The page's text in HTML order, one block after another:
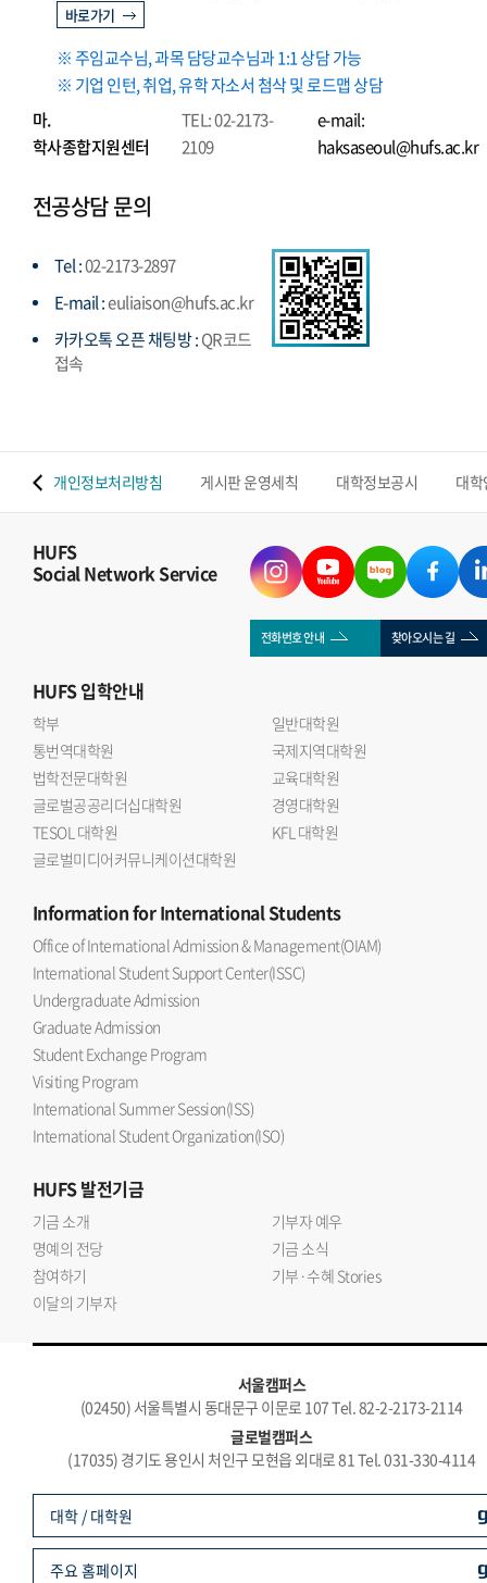
바로가기
※ 주임교수님, 과목 담당교수님과 1:1 상담 가능
※ 기업 인턴, 취업, 유학 자소서 첨삭 및 로드맵 상담
마.
학사종합지원센터
TEL: 02-2173-
2109
e-mail:
haksaseoul@hufs.ac.kr
전공상담 문의
Tel :02-2173-2897
E-mail :euliaison@hufs.ac.kr
카카오톡 오픈 채팅방 :QR코드
접속
개인정보처리방침 게시판 운영세칙 대학정보공시 대
HUFS
Social Network Service
전화번호 안내 찾아오시는 길
HUFS입학안내
학부
일반대학원
통번역대학원
국제지역대학원
법학전문대학원
교육대학원
글로벌공공리더십대학원
경영대학원
TESOL 대학원
KFL 대학원
글로벌미디어커뮤니케이션대학원
Informationfor International Students
Office of International Admission & Management(OIAM)
International Student Support Center(ISSC)
Undergraduate Admission
Graduate Admission
Student Exchange Program
Visiting Program
International Summer Session(ISS)
International Student Organization(ISO)
HUFS발전기금
기금 소개
기부자 예우
명예의 전당
기금 소식
참여하기
기부·수혜 Stories
이달의 기부자
서울캠퍼스
(02450) 서울특별시 동대문구 이문로 107 Tel. 82-2-2173-2114
글로벌캠퍼스
(17035) 경기도 용인시 처인구 모현읍 외대로 81 Tel. 031-330-4114
대학 / 대학원
주요 홈페이지